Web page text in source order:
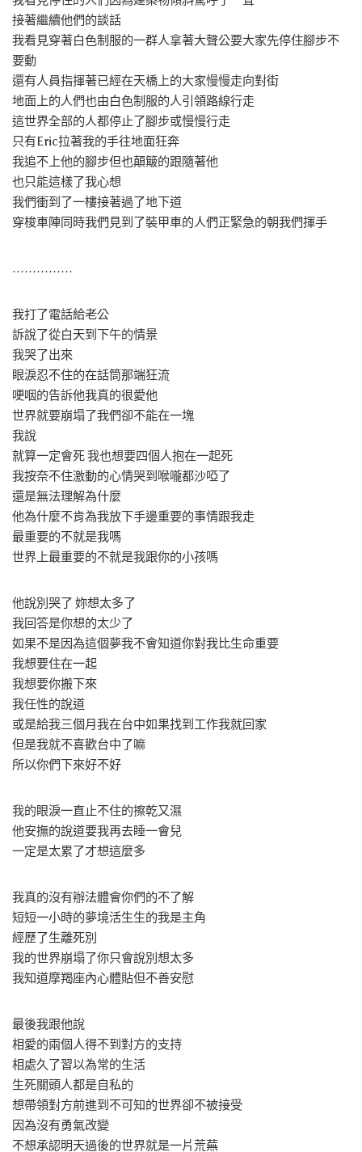
接著繼續他們的談話
我看見穿著白色制服的一群人拿著大聲公要大家先停住腳步不
要動
還有人員指揮著已經在天橋上的大家慢慢走向對街
地面上的人們也由白色制服的人引領路線行走
這世界全部的人都停止了腳步或慢慢行走
只有Eric拉著我的手往地面狂奔
我追不上他的腳步但也顛簸的跟隨著他
也只能這樣了我心想
我們衝到了一樓接著過了地下道
穿梭車陣同時我們見到了裝甲車的人們正緊急的朝我們揮手
……………
我打了電話給老公
訴說了從白天到下午的情景
我哭了出來
眼淚忍不住的在話筒那端狂流
哽咽的告訴他我真的很愛他
世界就要崩塌了我們卻不能在一塊
我說
就算一定會死 我也想要四個人抱在一起死
我按奈不住激動的心情哭到喉嚨都沙啞了
還是無法理解為什麼
他為什麼不肯為我放下手邊重要的事情跟我走
最重要的不就是我嗎
世界上最重要的不就是我跟你的小孩嗎
他說別哭了 妳想太多了
我回答是你想的太少了
如果不是因為這個夢我不會知道你對我比生命重要
我想要住在一起
我想要你搬下來
我任性的說道
或是給我三個月我在台中如果找到工作我就回家
但是我就不喜歡台中了嘛
所以你們下來好不好
我的眼淚一直止不住的擦乾又濕
他安撫的說道要我再去睡一會兒
一定是太累了才想這麼多
我真的沒有辦法體會你們的不了解
短短一小時的夢境活生生的我是主角
經歷了生離死別
我的世界崩塌了你只會說別想太多
我知道摩羯座內心體貼但不善安慰
最後我跟他說
相愛的兩個人得不到對方的支持
相處久了習以為常的生活
生死關頭人都是自私的
想帶領對方前進到不可知的世界卻不被接受
因為沒有勇氣改變
不想承認明天過後的世界就是一片荒蕪